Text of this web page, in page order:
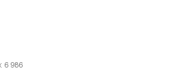
6 986